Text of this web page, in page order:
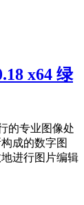
x64 绿
的专业图像处
成的数字图
进行图片编辑